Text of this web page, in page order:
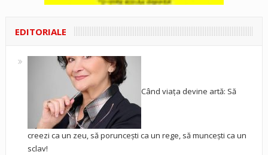
EDITORIALE
Când viața devine artă: Să
creezi ca un zeu, să poruncești ca un rege, să muncești ca un
sclav!